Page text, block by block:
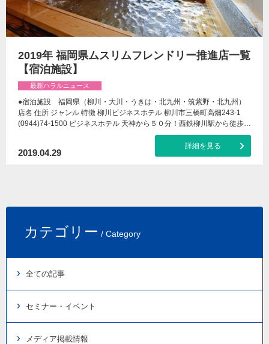
2019年 福岡県ムスリムフレンドリー推進店一覧
【宿泊施設】
最新ハラルニュース
●宿泊施設 福岡県（柳川・大川・うきは・北九州・筑紫野・北九州）
店名 住所 ジャンル 特徴 柳川ビジネスホテル 柳川市三橋町高畑243-1
(0944)74-1500 ビジネスホテル 天神から５０分！西鉄柳川駅から徒歩…
2019.04.29
詳細を見る
カテゴリー / Category
全ての記事
セミナー・イベント
メディア掲載情報